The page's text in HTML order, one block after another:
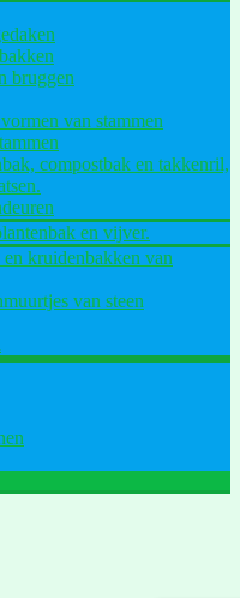
bruggen
van stammen
compostbak en takkenril,
en vijver.
kruidenbakken van
van steen